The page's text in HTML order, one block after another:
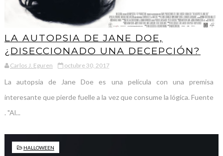
LA AUTOPSIA DE JANE DOE,
¿DISECCIONADO UNA DECEPCIÓN?
Carlos J. Eguren octubre 30, 2017
La autopsia de Jane Doe es una película con una premisa
interesante que pierde fuelle a la vez que consume la lógica. Fuente
. "Al...
HALLOWEEN